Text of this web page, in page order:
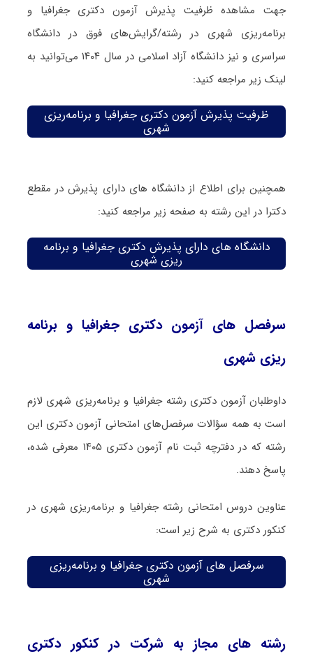
جهت مشاهده ظرفیت پذیرش آزمون دکتری جغرافیا و
برنامه‌ریزی شهری در رشته/گرایش‌های فوق در دانشگاه
سراسری و نیز دانشگاه آزاد اسلامی در سال ۱۴۰۴ می‌توانید به
لینک زیر مراجعه کنید:
ظرفیت پذیرش آزمون دکتری جغرافیا و برنامه‌ریزی
شهری
همچنین برای اطلاع از دانشگاه های دارای پذیرش در مقطع
دکترا در این رشته به صفحه زیر مراجعه کنید:
دانشگاه های دارای پذیرش دکتری جغرافیا و برنامه
ریزی شهری
سرفصل های آزمون دکتری جغرافیا و برنامه
ریزی شهری
داوطلبان آزمون دکتری رشته جغرافیا و برنامه‌ریزی شهری لازم
است به همه سؤالات سرفصل‌های امتحانی آزمون دکتری این
رشته که در دفترچه‌ ثبت نام آزمون دکتری ۱۴۰۵ معرفی شده،
پاسخ دهند.
عناوین دروس امتحانی رشته جغرافیا و برنامه‌ریزی شهری در
کنکور دکتری به شرح زیر است:
سرفصل های آزمون دکتری جغرافیا و برنامه‌ریزی
شهری
رشته های مجاز به شرکت در کنکور دکتری